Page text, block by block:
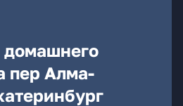
пер Алма-